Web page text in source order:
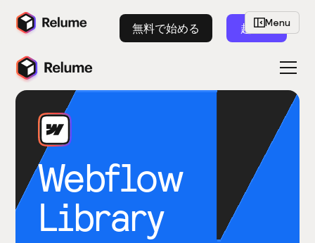
無料で始める 起動
Webflow
Library
Menu